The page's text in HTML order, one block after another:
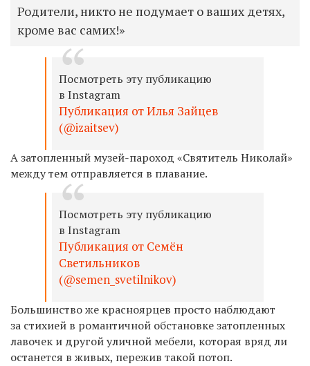
Родители, никто не подумает о ваших детях,
кроме вас самих!»
Посмотреть эту публикацию
в Instagram
Публикация от Илья Зайцев
(@izaitsev)
А затопленный музей-пароход «Святитель Николай»
между тем отправляется в плавание.
Посмотреть эту публикацию
в Instagram
Публикация от Семён
Светильников
(@semen_svetilnikov)
Большинство же красноярцев просто наблюдают
за стихией в романтичной обстановке затопленных
лавочек и другой уличной мебели, которая вряд ли
останется в живых, пережив такой потоп.